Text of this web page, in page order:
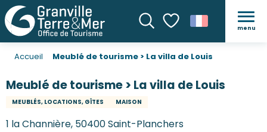
Recherche
Voir les favoris
menu
Accueil Meublé de tourisme > La villa de Louis
Meublé de tourisme > La villa de Louis
MEUBLÉS, LOCATIONS, GÎTES MAISON
1 la Channière, 50400 Saint-Planchers